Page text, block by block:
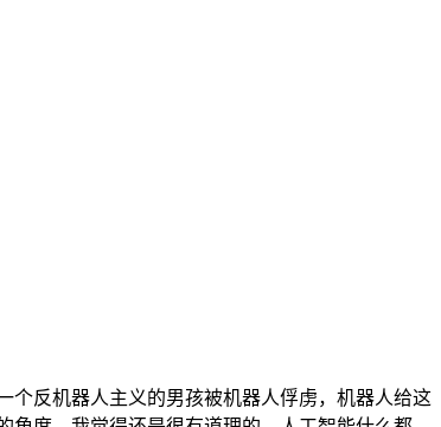
个反机器人主义的男孩被机器人俘虏，机器人给这